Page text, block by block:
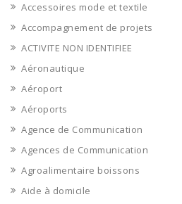
Accessoires mode et textile
Accompagnement de projets
ACTIVITE NON IDENTIFIEE
Aéronautique
Aéroport
Aéroports
Agence de Communication
Agences de Communication
Agroalimentaire boissons
Aide à domicile